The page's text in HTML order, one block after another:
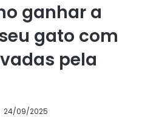
ganhar a
gato com
pela
24/09/2025